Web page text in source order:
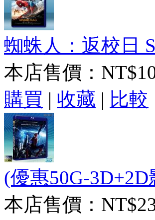
蜘蛛人：返校日
本店售價：
購買 | 收藏 | 比較
(優惠50G-
本店售價：